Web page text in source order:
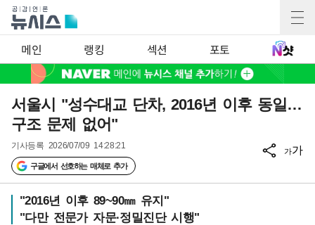
메인 랭킹 섹션 포토
서울시 "성수대교 단차, 2016년 이후 동일…
구조 문제 없어"
기사등록 2026/07/09 14:28:21
구글에서 선호하는 매체로 추가
가가
"2016년 이후 89~90㎜ 유지"
"다만 전문가 자문·정밀진단 시행"